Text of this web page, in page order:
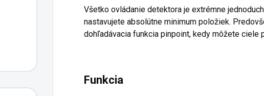
Všetko ovládanie detektora je extrémne
nastavujete absolútne minimum položiek.
dohľadávacia funkcia pinpoint, kedy môžete
Funkcia